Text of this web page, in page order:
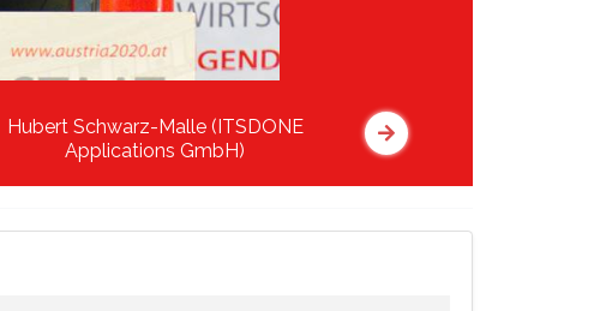
Hubert Schwarz-Malle (ITSDONE
Applications GmbH)